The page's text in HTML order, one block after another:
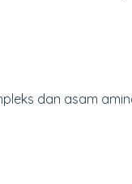
dan asam